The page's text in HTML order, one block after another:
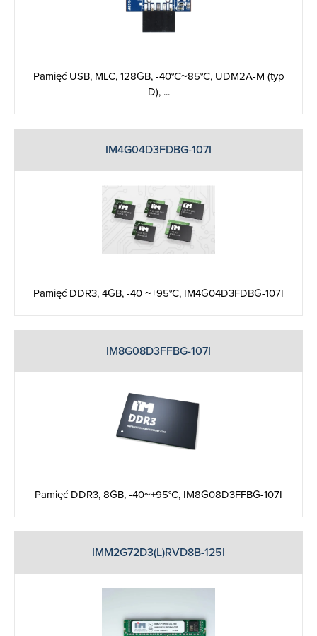
Pamięć USB, MLC, 128GB, -40°C~85°C, UDM2A-M (typ
D), ...
IM4G04D3FDBG-107I
Pamięć DDR3, 4GB, -40 ~+95°C, IM4G04D3FDBG-107I
IM8G08D3FFBG-107I
Pamięć DDR3, 8GB, -40~+95°C, IM8G08D3FFBG-107I
IMM2G72D3(L)RVD8B-125I